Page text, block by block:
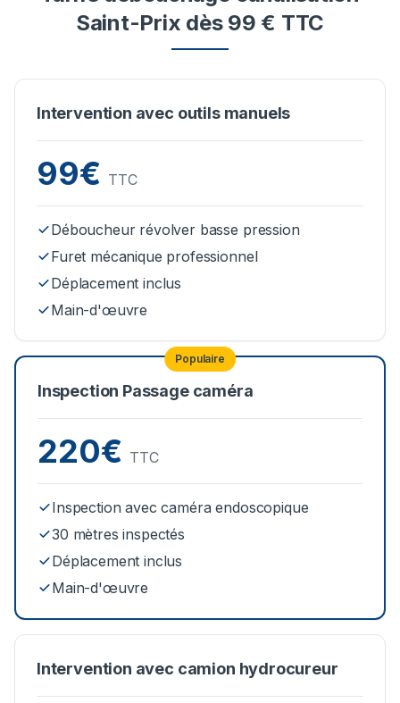
Saint-Prix dès 99 € TTC
Intervention avec outils manuels
99€ TTC
Déboucheur révolver basse pression
Furet mécanique professionnel
Déplacement inclus
Main-d'œuvre
Populaire
Inspection Passage caméra
220€ TTC
Inspection avec caméra endoscopique
30 mètres inspectés
Déplacement inclus
Main-d'œuvre
Intervention avec camion hydrocureur